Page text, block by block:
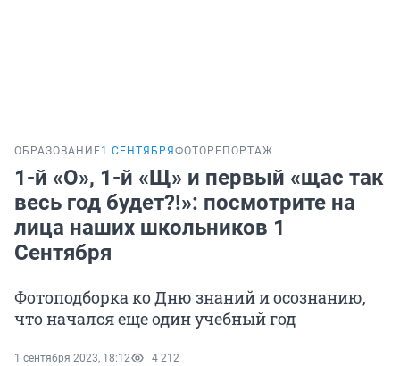
ОБРАЗОВАНИЕ1 СЕНТЯБРЯ ФОТОРЕПОРТАЖ
1-й «О», 1-й «Щ» и первый «щас так
весь год будет?!»: посмотрите на
лица наших школьников 1
Сентября
Фотоподборка ко Дню знаний и осознанию,
что начался еще один учебный год
1 сентября 2023, 18:12 4 212